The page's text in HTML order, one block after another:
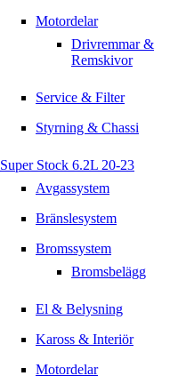
Motordelar
Drivremmar &
Remskivor
Service & Filter
Styrning & Chassi
Super Stock 6.2L 20-23
Avgassystem
Bränslesystem
Bromssystem
Bromsbelägg
El & Belysning
Kaross & Interiör
Motordelar